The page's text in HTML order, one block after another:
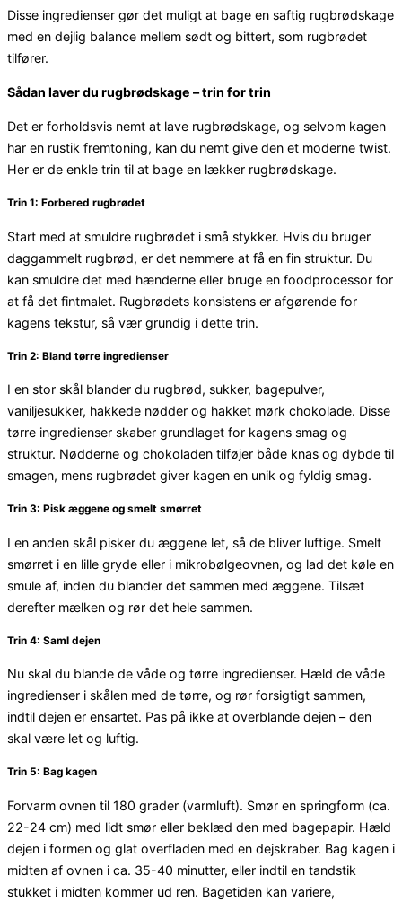
Disse ingredienser gør det muligt at bage en saftig rugbrødskage
med en dejlig balance mellem sødt og bittert, som rugbrødet
tilfører.
Sådan laver du rugbrødskage – trin for trin
Det er forholdsvis nemt at lave rugbrødskage, og selvom kagen
har en rustik fremtoning, kan du nemt give den et moderne twist.
Her er de enkle trin til at bage en lækker rugbrødskage.
Trin 1: Forbered rugbrødet
Start med at smuldre rugbrødet i små stykker. Hvis du bruger
daggammelt rugbrød, er det nemmere at få en fin struktur. Du
kan smuldre det med hænderne eller bruge en foodprocessor for
at få det fintmalet. Rugbrødets konsistens er afgørende for
kagens tekstur, så vær grundig i dette trin.
Trin 2: Bland tørre ingredienser
I en stor skål blander du rugbrød, sukker, bagepulver,
vaniljesukker, hakkede nødder og hakket mørk chokolade. Disse
tørre ingredienser skaber grundlaget for kagens smag og
struktur. Nødderne og chokoladen tilføjer både knas og dybde til
smagen, mens rugbrødet giver kagen en unik og fyldig smag.
Trin 3: Pisk æggene og smelt smørret
I en anden skål pisker du æggene let, så de bliver luftige. Smelt
smørret i en lille gryde eller i mikrobølgeovnen, og lad det køle en
smule af, inden du blander det sammen med æggene. Tilsæt
derefter mælken og rør det hele sammen.
Trin 4: Saml dejen
Nu skal du blande de våde og tørre ingredienser. Hæld de våde
ingredienser i skålen med de tørre, og rør forsigtigt sammen,
indtil dejen er ensartet. Pas på ikke at overblande dejen – den
skal være let og luftig.
Trin 5: Bag kagen
Forvarm ovnen til 180 grader (varmluft). Smør en springform (ca.
22-24 cm) med lidt smør eller beklæd den med bagepapir. Hæld
dejen i formen og glat overfladen med en dejskraber. Bag kagen i
midten af ovnen i ca. 35-40 minutter, eller indtil en tandstik
stukket i midten kommer ud ren. Bagetiden kan variere,